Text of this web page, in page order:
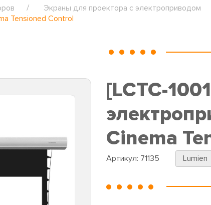
Экраны для проектора с электроприводом
Tensioned Control
[LCTC-
Cinema
Артикул: 71135 Lumien